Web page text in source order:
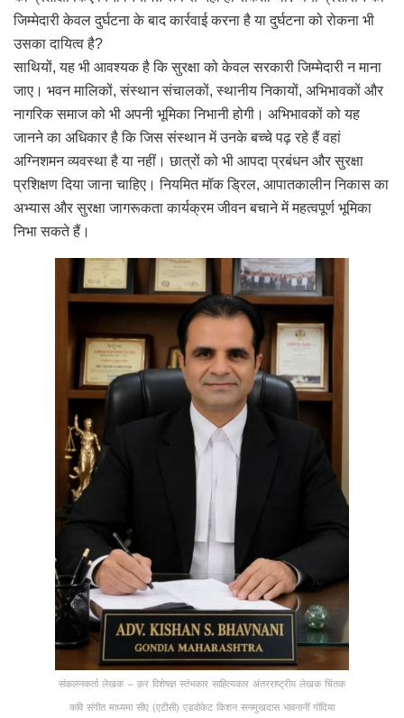
जिम्मेदारी केवल दुर्घटना के बाद कार्रवाई करना है या दुर्घटना को रोकना भी
उसका दायित्व है?
साथियों, यह भी आवश्यक है कि सुरक्षा को केवल सरकारी जिम्मेदारी न माना
जाए। भवन मालिकों, संस्थान संचालकों, स्थानीय निकायों, अभिभावकों और
नागरिक समाज को भी अपनी भूमिका निभानी होगी। अभिभावकों को यह
जानने का अधिकार है कि जिस संस्थान में उनके बच्चे पढ़ रहे हैं वहां
अग्निशमन व्यवस्था है या नहीं। छात्रों को भी आपदा प्रबंधन और सुरक्षा
प्रशिक्षण दिया जाना चाहिए। नियमित मॉक ड्रिल, आपातकालीन निकास का
अभ्यास और सुरक्षा जागरूकता कार्यक्रम जीवन बचाने में महत्वपूर्ण भूमिका
निभा सकते हैं।
संकलनकर्ता लेखक – क़र विशेषज्ञ स्तंभकार साहित्यकार अंतरराष्ट्रीय लेखक चिंतक
कवि संगीत माध्यमा सीए (एटीसी) एडवोकेट किशन सनमुखदास भावनानीं गोंदिया